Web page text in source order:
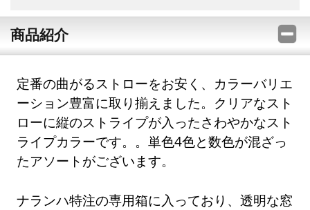
商品紹介
定番の曲がるストローをお安く、カラーバリエ
ーション豊富に取り揃えました。クリアなスト
ローに縦のストライプが入ったさわやかなスト
ライプカラーです。。単色4色と数色が混ざっ
たアソートがございます。
ナランハ特注の専用箱に入っており、透明な窓